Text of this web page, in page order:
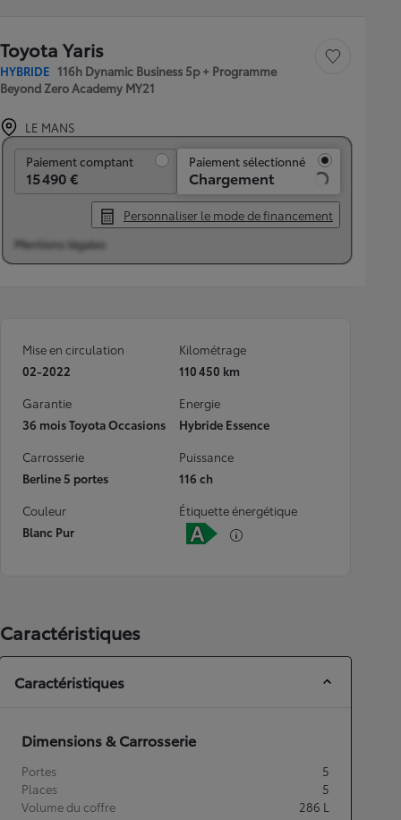
Toyota Yaris
HYBRIDE 116h Dynamic Business 5p + Programme
Beyond Zero Academy MY21
Sauvegarder le
LE MANS
Paiement comptant
15 490 €
Paiement sélectionné
Chargement
Personnaliser le mode de financement
Mentions légales
Mise en circulation
02-2022
Kilométrage
110 450 km
Garantie
36 mois Toyota Occasions
Energie
Hybride Essence
Carrosserie
Berline 5 portes
Puissance
116 ch
Couleur
Blanc Pur
Étiquette énergétique
Caractéristiques
Caractéristiques
Dimensions & Carrosserie
Portes
5
Places
5
Volume du coffre
286 L